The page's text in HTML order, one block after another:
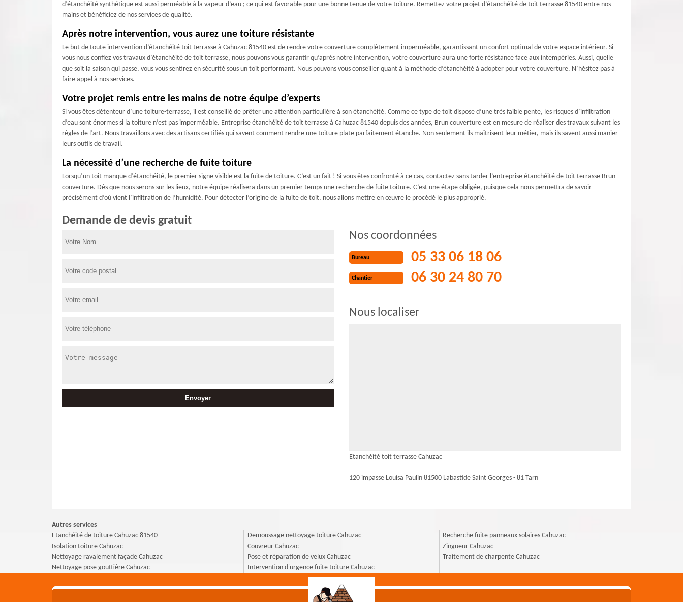
d’étanchéité synthétique est aussi perméable à la vapeur d’eau ; ce qui est favorable pour une bonne tenue de votre toiture. Remettez votre projet d’étanchéité de toit terrasse 81540 entre nos
mains et bénéficiez de nos services de qualité.
Après notre intervention, vous aurez une toiture résistante
Le but de toute intervention d’étanchéité toit terrasse à Cahuzac 81540 est de rendre votre couverture complètement imperméable, garantissant un confort optimal de votre espace intérieur. Si
vous nous confiez vos travaux d’étanchéité de toit terrasse, nous pouvons vous garantir qu’après notre intervention, votre couverture aura une forte résistance face aux intempéries. Aussi, quelle
que soit la saison qui passe, vous vous sentirez en sécurité sous un toit performant. Nous pouvons vous conseiller quant à la méthode d’étanchéité à adopter pour votre couverture. N’hésitez pas à
faire appel à nos services.
Votre projet remis entre les mains de notre équipe d’experts
Si vous êtes détenteur d’une toiture-terrasse, il est conseillé de prêter une attention particulière à son étanchéité. Comme ce type de toit dispose d’une très faible pente, les risques d’infiltration
d’eau sont énormes si la toiture n’est pas imperméable. Entreprise étanchéité de toit terrasse à Cahuzac 81540 depuis des années, Brun couverture est en mesure de réaliser des travaux suivant les
règles de l’art. Nous travaillons avec des artisans certifiés qui savent comment rendre une toiture plate parfaitement étanche. Non seulement ils maîtrisent leur métier, mais ils savent aussi manier
leurs outils de travail.
La nécessité d’une recherche de fuite toiture
Lorsqu’un toit manque d’étanchéité, le premier signe visible est la fuite de toiture. C’est un fait ! Si vous êtes confronté à ce cas, contactez sans tarder l’entreprise étanchéité de toit terrasse Brun
couverture. Dès que nous serons sur les lieux, notre équipe réalisera dans un premier temps une recherche de fuite toiture. C’est une étape obligée, puisque cela nous permettra de savoir
précisément d’où vient l’infiltration de l’humidité. Pour détecter l’origine de la fuite de toit, nous allons mettre en œuvre le procédé le plus approprié.
Demande de devis gratuit
Nos coordonnées
Bureau 05 33 06 18 06
Chantier 06 30 24 80 70
Nous localiser
Etanchéité toit terrasse Cahuzac
120 impasse Louisa Paulin 81500 Labastide Saint Georges - 81 Tarn
Autres services
Etanchéité de toiture Cahuzac 81540
Isolation toiture Cahuzac
Nettoyage ravalement façade Cahuzac
Nettoyage pose gouttière Cahuzac
Demoussage nettoyage toiture Cahuzac
Couvreur Cahuzac
Pose et réparation de velux Cahuzac
Intervention d'urgence fuite toiture Cahuzac
Recherche fuite panneaux solaires Cahuzac
Zingueur Cahuzac
Traitement de charpente Cahuzac